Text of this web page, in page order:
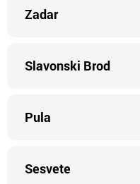
Zadar
Slavonski Brod
Pula
Sesvete